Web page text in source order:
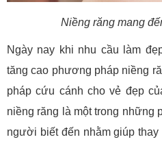
Niềng răng mang
Ngày nay khi nhu cầu làm
tăng cao phương pháp niềng
pháp cứu cánh cho vẻ đẹp
niềng răng là một trong những
người biết đến nhằm giúp